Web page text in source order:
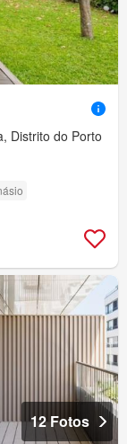
Distrito do Porto
12 Fotos